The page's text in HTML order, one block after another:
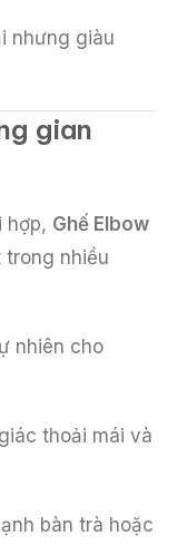
nhưng giàu
gian
hợp, Ghế Elbow
trong nhiều
nhiên cho
thoải mái và
bàn trà hoặc